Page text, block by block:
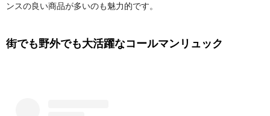
ンスの良い商品が多いのも魅力的です。
街でも野外でも大活躍なコールマンリュック